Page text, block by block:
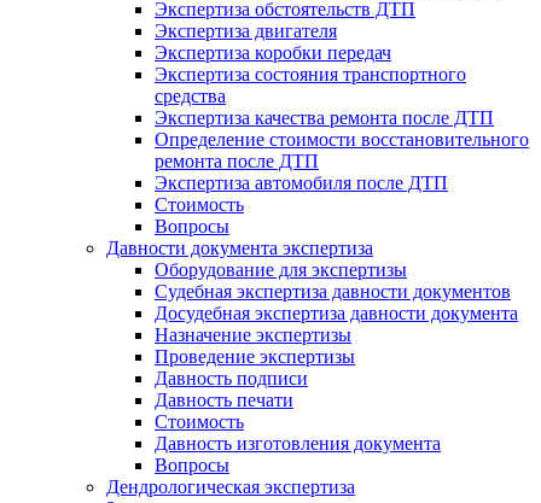
Экспертиза обстоятельств ДТП
Экспертиза двигателя
Экспертиза коробки передач
Экспертиза состояния транспортного
средства
Экспертиза качества ремонта после ДТП
Определение стоимости восстановительного
ремонта после ДТП
Экспертиза автомобиля после ДТП
Стоимость
Вопросы
Давности документа экспертиза
Оборудование для экспертизы
Судебная экспертиза давности документов
Досудебная экспертиза давности документа
Назначение экспертизы
Проведение экспертизы
Давность подписи
Давность печати
Стоимость
Давность изготовления документа
Вопросы
Дендрологическая экспертиза